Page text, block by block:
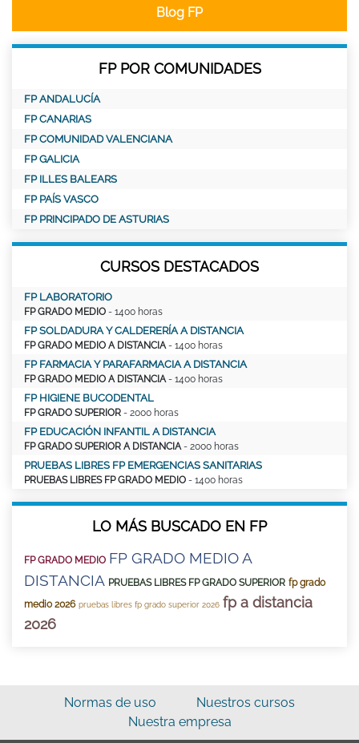
Blog FP
FP POR COMUNIDADES
FP ANDALUCÍA
FP CANARIAS
FP COMUNIDAD VALENCIANA
FP GALICIA
FP ILLES BALEARS
FP PAÍS VASCO
FP PRINCIPADO DE ASTURIAS
CURSOS DESTACADOS
FP LABORATORIO
FP GRADO MEDIO - 1400 horas
FP SOLDADURA Y CALDERERÍA A DISTANCIA
FP GRADO MEDIO A DISTANCIA - 1400 horas
FP FARMACIA Y PARAFARMACIA A DISTANCIA
FP GRADO MEDIO A DISTANCIA - 1400 horas
FP HIGIENE BUCODENTAL
FP GRADO SUPERIOR - 2000 horas
FP EDUCACIÓN INFANTIL A DISTANCIA
FP GRADO SUPERIOR A DISTANCIA - 2000 horas
PRUEBAS LIBRES FP EMERGENCIAS SANITARIAS
PRUEBAS LIBRES FP GRADO MEDIO - 1400 horas
LO MÁS BUSCADO EN FP
FP GRADO MEDIO FP GRADO MEDIO A
DISTANCIA PRUEBAS LIBRES FP GRADO SUPERIOR fp grado
medio 2026 pruebas libres fp grado superior 2026 fp a distancia
2026
Normas de uso
Nuestros cursos
Nuestra empresa